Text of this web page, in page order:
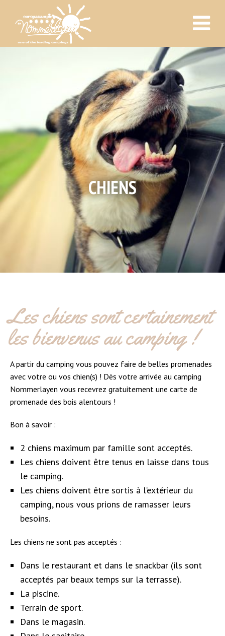
CHIENS
Les chiens sont certainement
les bienvenus au camping !
A partir du camping vous pouvez faire de belles promenades
avec votre ou vos chien(s) ! Dès votre arrivée au camping
Nommerlayen vous recevrez gratuitement une carte de
promenade des bois alentours !
Bon à savoir :
2 chiens maximum par famille sont acceptés.
Les chiens doivent être tenus en laisse dans tous
le camping.
Les chiens doivent être sortis à l’extérieur du
camping, nous vous prions de ramasser leurs
besoins.
Les chiens ne sont pas acceptés :
Dans le restaurant et dans le snackbar (ils sont
acceptés par beaux temps sur la terrasse).
La piscine.
Terrain de sport.
Dans le magasin.